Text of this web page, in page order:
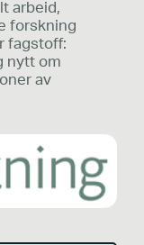
arbeid,
forskning
fagstoff:
nytt om
av